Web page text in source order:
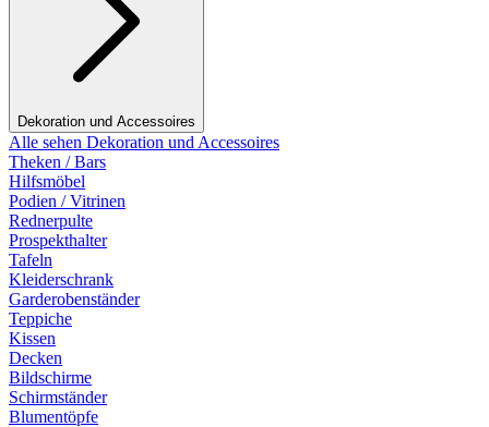
Dekoration und Accessoires
Alle sehen Dekoration und Accessoires
Theken / Bars
Hilfsmöbel
Podien / Vitrinen
Rednerpulte
Prospekthalter
Tafeln
Kleiderschrank
Garderobenständer
Teppiche
Kissen
Decken
Bildschirme
Schirmständer
Blumentöpfe